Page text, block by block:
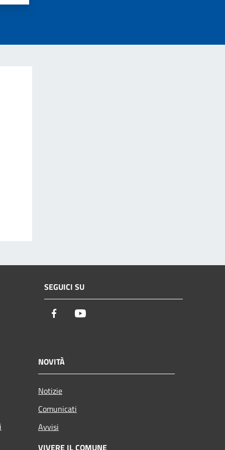
SEGUICI SU
Facebook
NOVITÀ
Notizie
Comunicati
Avvisi
VIVERE IL COMUNE